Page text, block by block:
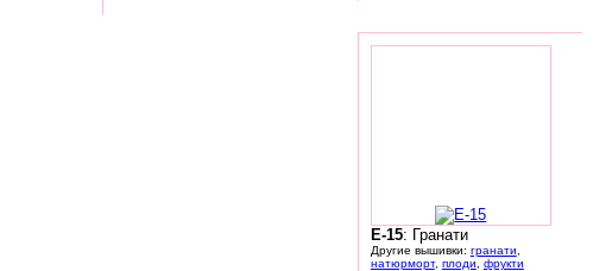
E-15: Гранати
Другие вышивки: гранати
натюрморт, плоди
фрукти